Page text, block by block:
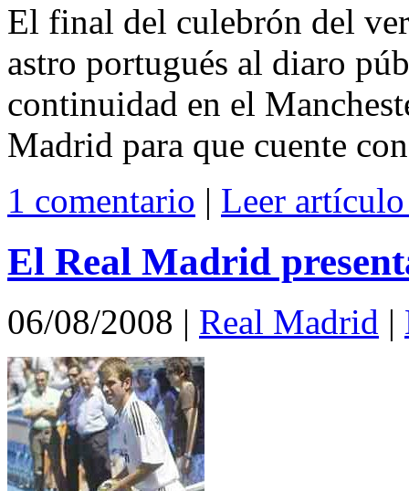
El final del culebrón del
astro portugués al diaro
continuidad en el
Madrid para que cuente
1 comentario | Leer
El Real Madrid
06/08/2008 | Real Madrid |